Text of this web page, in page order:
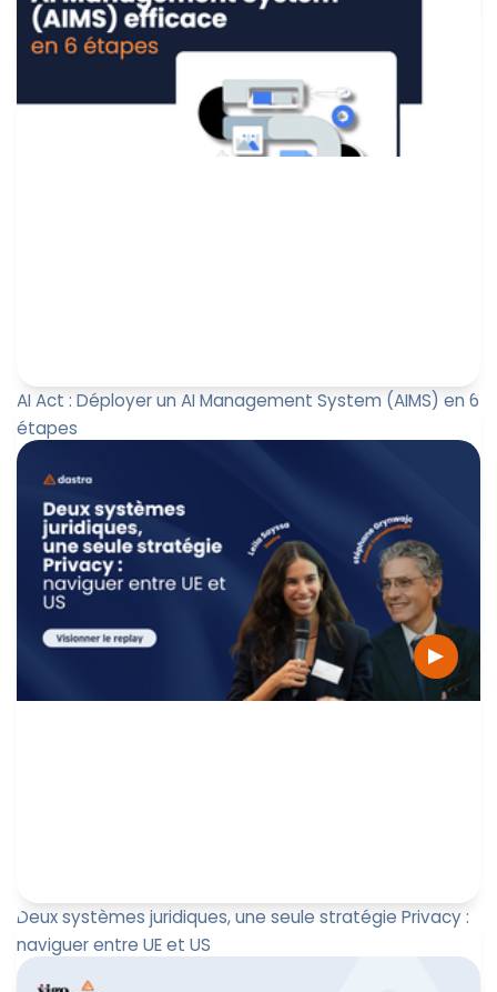
Marine Boquien
16 avril 2026
AI Act : Déployer un AI Management System (AIMS) en 6
étapes
L’intelligence artificielle entre dans une nouvelle ère :
celle de la gouvernance. Avec l’AI Act (UE 2024/1689),
les org...
Paul-Emmanuel Bidault
30 mars 2026
Deux systèmes juridiques, une seule stratégie Privacy :
naviguer entre UE et US